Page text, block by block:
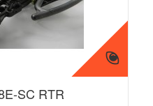
SC RTR